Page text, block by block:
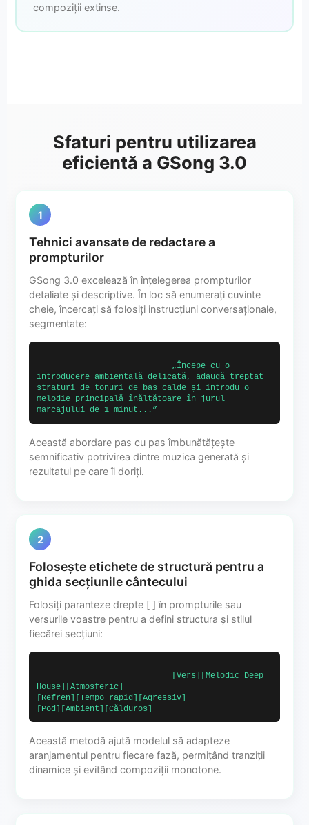
compoziții extinse.
Sfaturi pentru utilizarea
eficientă a GSong 3.0
1
Tehnici avansate de redactare a
prompturilor
GSong 3.0 excelează în înțelegerea prompturilor
detaliate și descriptive. În loc să enumerați cuvinte
cheie, încercați să folosiți instrucțiuni conversaționale,
segmentate:
introducere ambientală delicată, adaugă treptat
straturi de tonuri de bas calde și introdu o
melodie principală înălțătoare în jurul
Această abordare pas cu pas îmbunătățește
semnificativ potrivirea dintre muzica generată și
rezultatul pe care îl doriți.
2
Folosește etichete de structură pentru a
ghida secțiunile cântecului
Folosiți paranteze drepte [ ] în prompturile sau
versurile voastre pentru a defini structura și stilul
fiecărei secțiuni:
House][Atmosferic]
[Refren][Tempo rapid][Agressiv]
[Pod][Ambient][Călduros]
Această metodă ajută modelul să adapteze
aranjamentul pentru fiecare fază, permițând tranziții
dinamice și evitând compoziții monotone.